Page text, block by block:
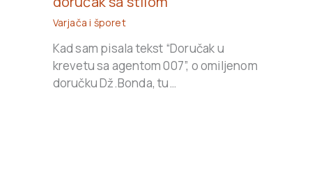
Varjača i šporet
Kad sam pisala tekst “Doručak u
krevetu sa agentom 007”, o omiljenom
doručku Dž.Bonda, tu…